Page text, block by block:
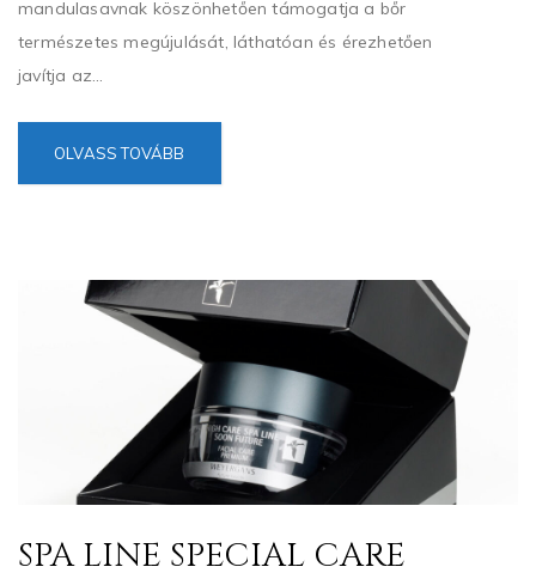
mandulasavnak köszönhetően támogatja a bőr
természetes megújulását, láthatóan és érezhetően
javítja az...
OLVASS TOVÁBB
SPA LINE SPECIAL CARE